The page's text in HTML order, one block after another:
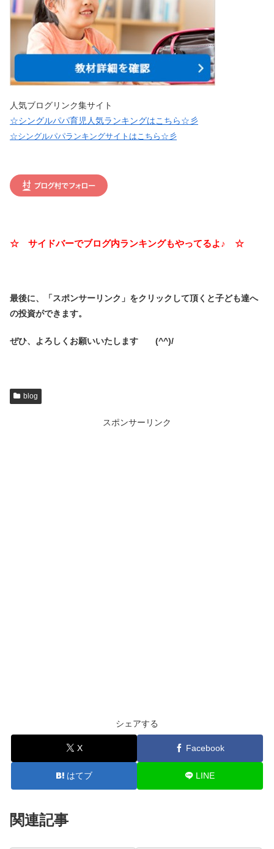
人気ブログリンク集サイト
☆シングルパパ育児人気ランキングはこちら☆彡
☆シングルパパランキングサイトはこちら☆彡
☆ サイドバーでブログ内ランキングもやってるよ♪ ☆
最後に、「スポンサーリンク」をクリックして頂くと子ども達へ
の投資ができます。
ぜひ、よろしくお願いいたします (^^)/
blog
スポンサーリンク
シェアする
X Facebook
はてブ LINE
関連記事